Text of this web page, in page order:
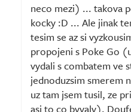
neco mezi) ... takova
kocky :D ... Ale jinak
tesim se az si
propojeni s Poke Go
vydali s combatem ve
jednoduzsim smerem
uz tam jsem tusil, ze
asi to co byvaly).